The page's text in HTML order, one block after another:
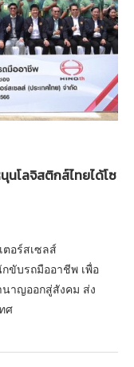
นโลจิสติกส์ไทยได้โซ
อร์สเซลส์
ขับรถมืออาชีพ เพื่อ
าญออกสู่สังคม ส่ง
ศ